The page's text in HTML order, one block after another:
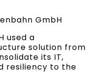
GmbH
used a
solution from
its IT,
resiliency to the